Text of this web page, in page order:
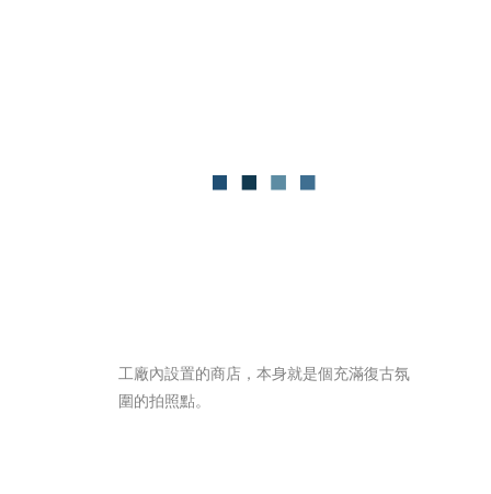
工廠內設置的商店，本身就是個充滿復古氛
圍的拍照點。